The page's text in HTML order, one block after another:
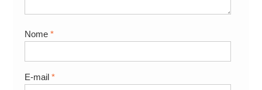
Nome *
E-mail *